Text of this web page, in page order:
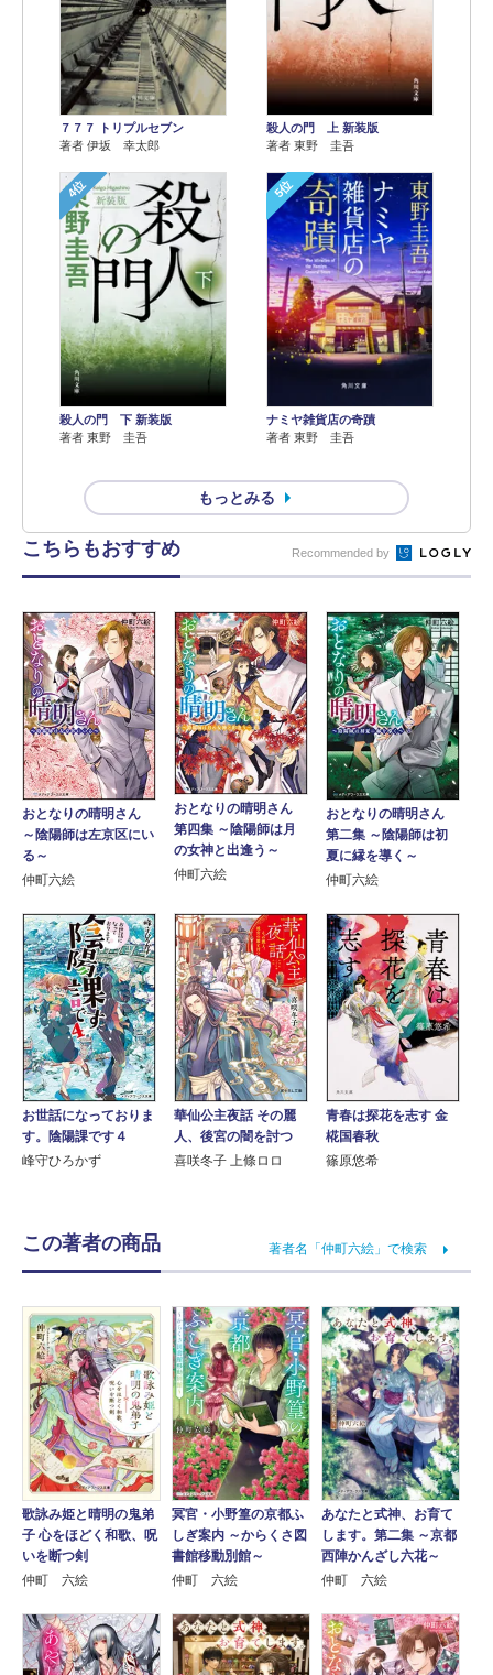
７７７ トリプルセブン
著者 伊坂 幸太郎
殺人の門 上 新装版
著者 東野 圭吾
4位
殺人の門 下 新装版
著者 東野 圭吾
5位
ナミヤ雑貨店の奇蹟
著者 東野 圭吾
もっとみる
こちらもおすすめ Recommended by
おとなりの晴明さん
～陰陽師は左京区にい
る～
仲町六絵
おとなりの晴明さん
第四集 ～陰陽師は月
の女神と出逢う～
仲町六絵
おとなりの晴明さん
第二集 ～陰陽師は初
夏に縁を導く～
仲町六絵
お世話になっておりま
す。陰陽課です４
峰守ひろかず
華仙公主夜話 その麗
人、後宮の闇を討つ
喜咲冬子 上條ロロ
青春は探花を志す 金
椛国春秋
篠原悠希
この著者の商品 著者名「仲町六絵」で検索
歌詠み姫と晴明の鬼弟
子 心をほどく和歌、呪
いを断つ剣
仲町 六絵
冥官・小野篁の京都ふ
しぎ案内 ～からくさ図
書館移動別館～
仲町 六絵
あなたと式神、お育て
します。第二集 ～京都
西陣かんざし六花～
仲町 六絵